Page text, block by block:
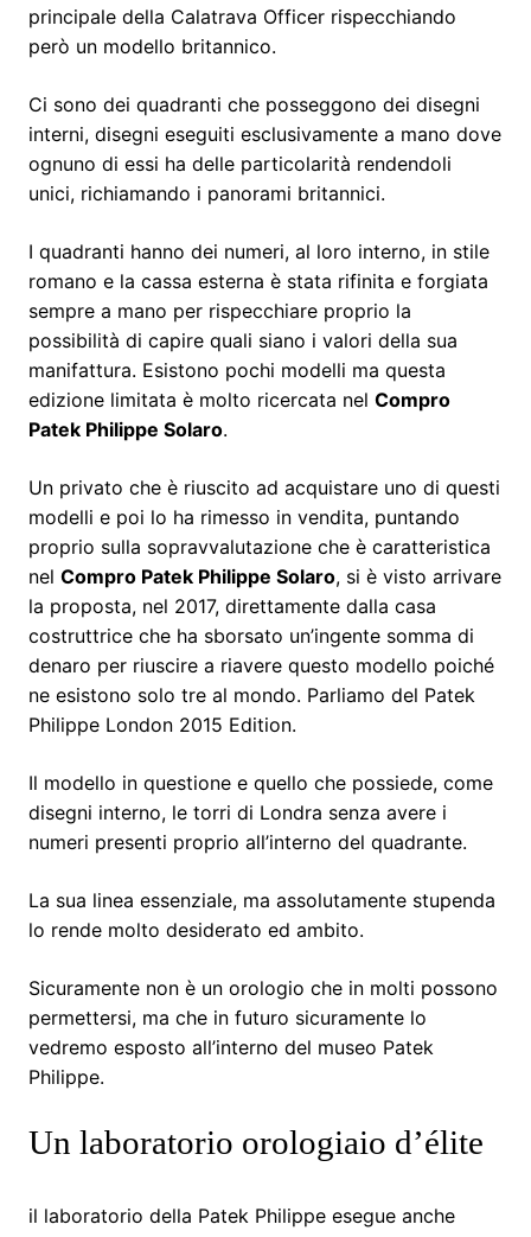
principale della Calatrava Officer rispecchiando
però un modello britannico.
Ci sono dei quadranti che posseggono dei disegni
interni, disegni eseguiti esclusivamente a mano dove
ognuno di essi ha delle particolarità rendendoli
unici, richiamando i panorami britannici.
I quadranti hanno dei numeri, al loro interno, in stile
romano e la cassa esterna è stata rifinita e forgiata
sempre a mano per rispecchiare proprio la
possibilità di capire quali siano i valori della sua
manifattura. Esistono pochi modelli ma questa
edizione limitata è molto ricercata nel Compro
Patek Philippe Solaro.
Un privato che è riuscito ad acquistare uno di questi
modelli e poi lo ha rimesso in vendita, puntando
proprio sulla sopravvalutazione che è caratteristica
nel Compro Patek Philippe Solaro, si è visto arrivare
la proposta, nel 2017, direttamente dalla casa
costruttrice che ha sborsato un’ingente somma di
denaro per riuscire a riavere questo modello poiché
ne esistono solo tre al mondo. Parliamo del Patek
Philippe London 2015 Edition.
Il modello in questione e quello che possiede, come
disegni interno, le torri di Londra senza avere i
numeri presenti proprio all’interno del quadrante.
La sua linea essenziale, ma assolutamente stupenda
lo rende molto desiderato ed ambito.
Sicuramente non è un orologio che in molti possono
permettersi, ma che in futuro sicuramente lo
vedremo esposto all’interno del museo Patek
Philippe.
Un laboratorio orologiaio d’élite
il laboratorio della Patek Philippe esegue anche